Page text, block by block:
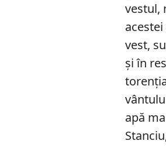
vestul,
vest,
și în
apă